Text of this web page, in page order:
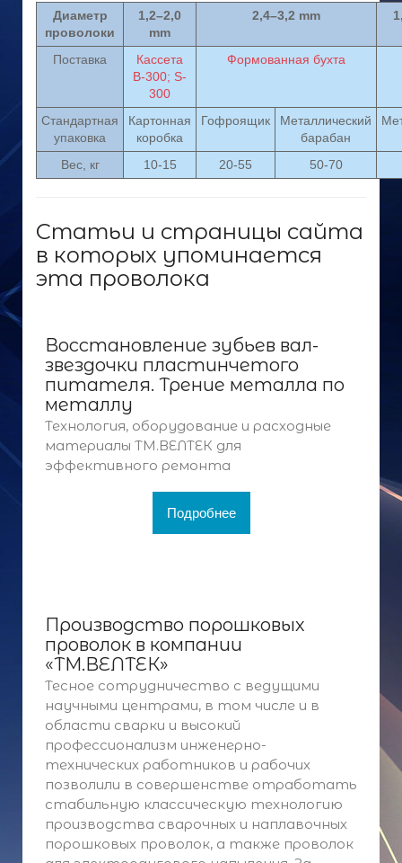
Диаметр
проволоки
1,2–2,0
mm
2,4–3,2 mm
Поставка
Кассета
В-300; S-
300
Формованная бухта
Стандартная
упаковка
Картонная
коробка
Гофроящик
Металлический
барабан
Вес, кг 10-15 20-55 50-70
Статьи и страницы сайта
в которых упоминается
эта проволока
Восстановление зубьев вал-
звездочки пластинчетого
питателя. Трение металла по
металлу
Технология, оборудование и расходные
материалы ТМ.ВЕЛТЕК для
эффективного ремонта
Подробнее
Производство порошковых
проволок в компании
«ТМ.ВЕЛТЕК»
Тесное сотрудничество с ведущими
научными центрами, в том числе и в
области сварки и высокий
профессионализм инженерно-
технических работников и рабочих
позволили в совершенстве отработать
стабильную классическую технологию
производства сварочных и наплавочных
порошковых проволок, а также проволок